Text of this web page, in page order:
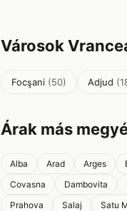
Városok
Focşani (50) Adjud
Árak más
Alba Arad Arges
Covasna
Dambovita
Prahova
Salaj Satu